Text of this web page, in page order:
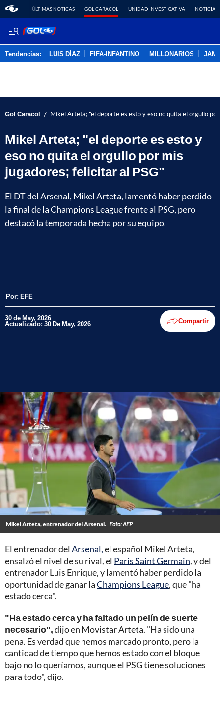
ÚLTIMAS NOTICAS GOL CARACOL UNIDAD INVESTIGATIVA NOTICIAS
Tendencias: LUIS DÍAZ FIFA-INFANTINO MILLONARIOS
Gol Caracol / Mikel Arteta; "el deporte es esto y eso no quita el orgullo
Mikel Arteta; "el deporte es esto y
eso no quita el orgullo por mis
jugadores; felicitar al PSG"
El DT del Arsenal, Mikel Arteta, lamentó haber perdido
la final de la Champions League frente al PSG, pero
destacó la temporada hecha por su equipo.
Por: EFE
30 de May, 2026
Actualizado: 30 De May, 2026 Compartir
Mikel Arteta, entrenador del Arsenal. Foto: AFP
El entrenador del Arsenal,el español Mikel Arteta,
ensalzó el nivel de su rival, el París Saint Germain, y del
entrenador Luis Enrique, y lamentó haber perdido la
oportunidad de ganar laChampions League, que "ha
estado cerca".
"Ha estado cerca y ha faltado un pelín de suerte
necesario",dijo en Movistar Arteta. "Ha sido una
pena. Es verdad que hemos marcado pronto, pero la
cantidad de tiempo que hemos estado con el bloque
bajo no lo queríamos, aunque el PSG tiene soluciones
para todo", dijo.